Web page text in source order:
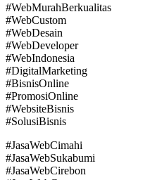
#WebMurahBerkualitas
#WebCustom
#WebDesain
#WebDeveloper
#WebIndonesia
#DigitalMarketing
#BisnisOnline
#PromosiOnline
#WebsiteBisnis
#SolusiBisnis
#JasaWebCimahi
#JasaWebSukabumi
#JasaWebCirebon